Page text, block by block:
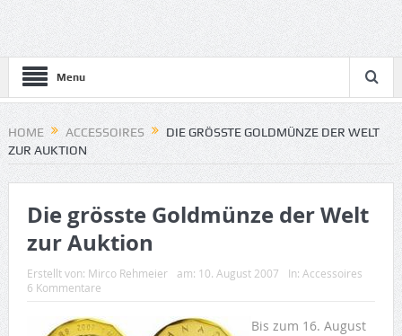
Menu
HOME ACCESSOIRES
DIE GRÖSSTE GOLDMÜNZE DER WELT
ZUR AUKTION
Die grösste Goldmünze der Welt
zur Auktion
Erstellt von: Mirco Rehmeier am: 10. August 2007 In: Accessoires
6 Kommentare
Bis zum 16. August